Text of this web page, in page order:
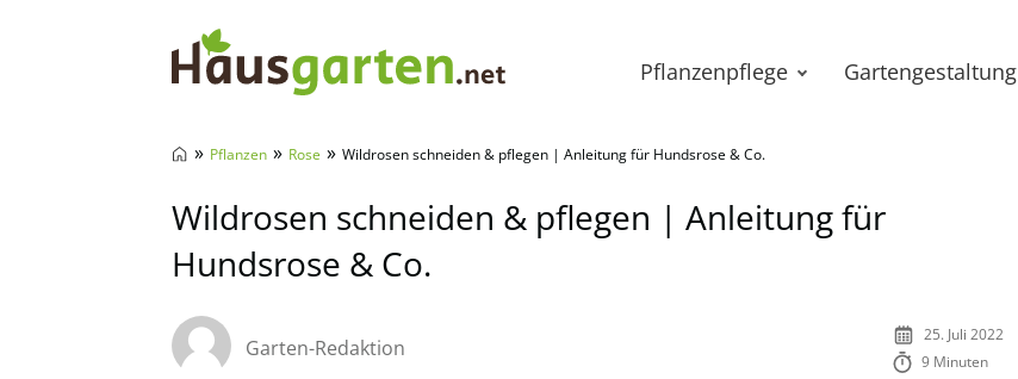
Pflanzenpflege Gartengestaltung
» Pflanzen » Rose » Wildrosen schneiden & pflegen | Anleitung für Hundsrose & Co.
Wildrosen schneiden & pflegen | Anleitung für
Hundsrose & Co.
Garten-Redaktion
25. Juli 2022
9 Minuten